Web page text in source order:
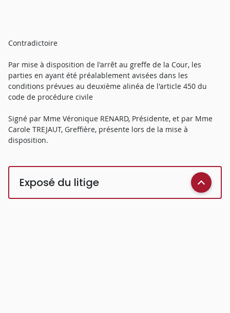
Contradictoire
Par mise à disposition de l'arrêt au greffe de la Cour, les
parties en ayant été préalablement avisées dans les
conditions prévues au deuxième alinéa de l'article 450 du
code de procédure civile
Signé par Mme Véronique RENARD, Présidente, et par Mme
Carole TREJAUT, Greffière, présente lors de la mise à
disposition.
Exposé du litige